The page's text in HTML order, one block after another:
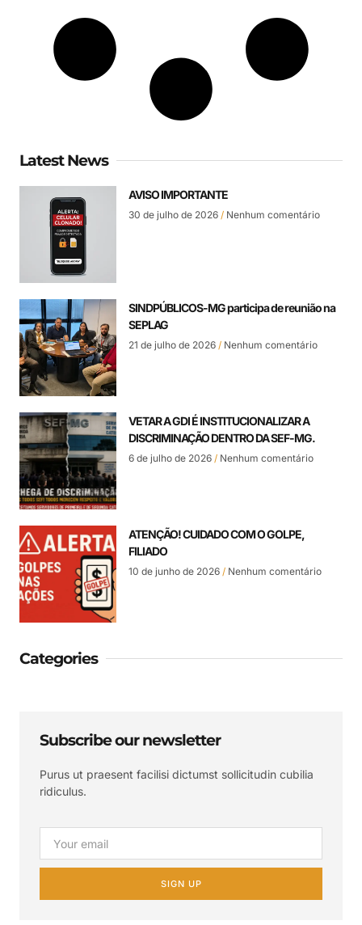
Latest News
AVISO IMPORTANTE
30 de julho de 2026 Nenhum comentário
SINDPÚBLICOS-MG participa de reunião na
SEPLAG
21 de julho de 2026 Nenhum comentário
VETAR A GDI É INSTITUCIONALIZAR A
DISCRIMINAÇÃO DENTRO DA SEF-MG.
6 de julho de 2026 Nenhum comentário
ATENÇÃO! CUIDADO COM O GOLPE,
FILIADO
10 de junho de 2026 Nenhum comentário
Categories
Subscribe our newsletter
Purus ut praesent facilisi dictumst sollicitudin cubilia
ridiculus.
SIGN UP